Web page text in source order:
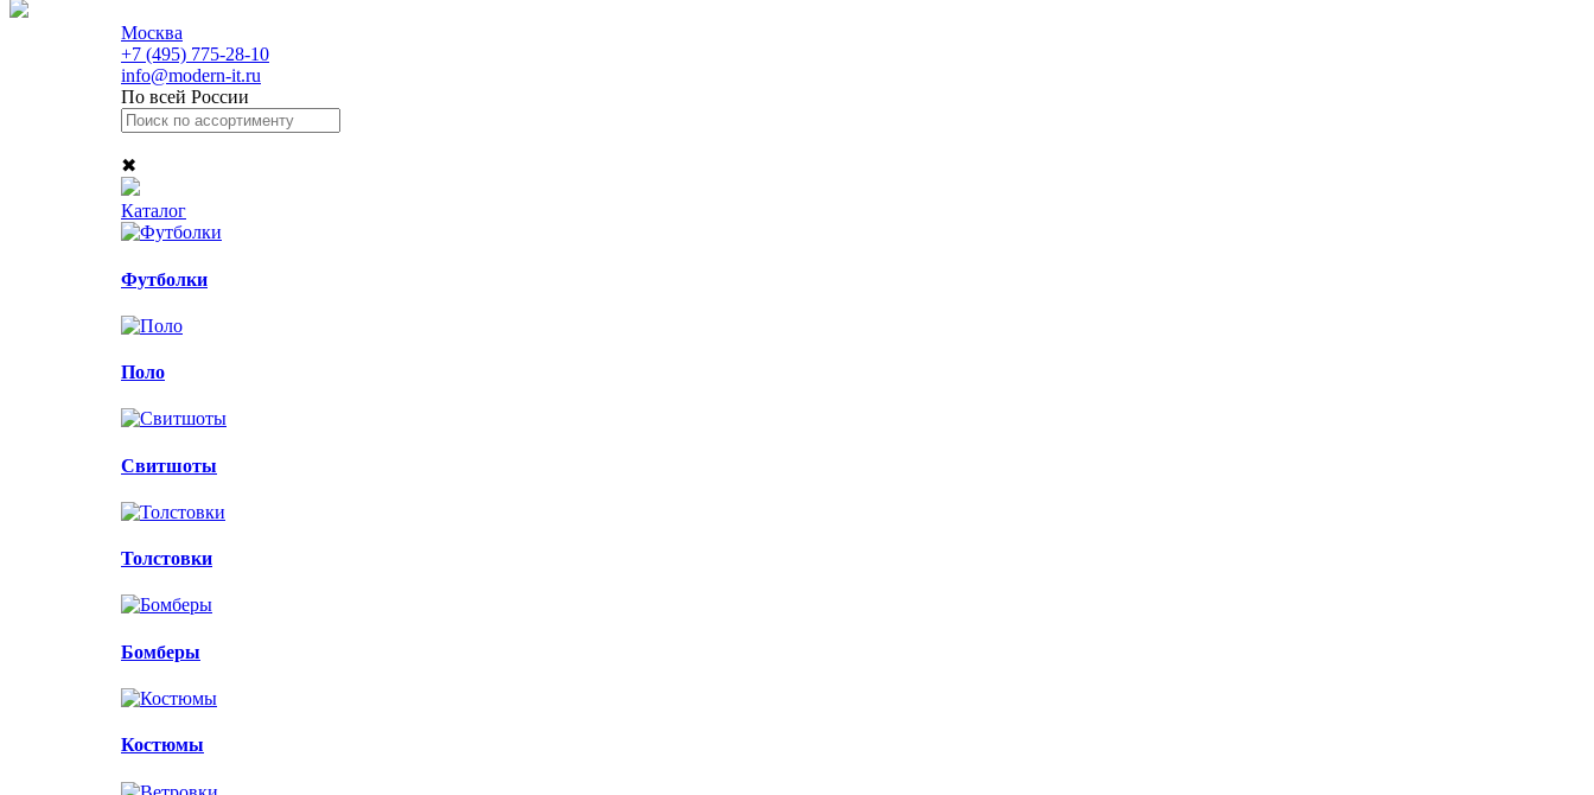
Москва
+7 (495) 775-28-10
info@modern-it.ru
По всей России
✖
Каталог
Футболки
Поло
Свитшоты
Толстовки
Бомберы
Костюмы